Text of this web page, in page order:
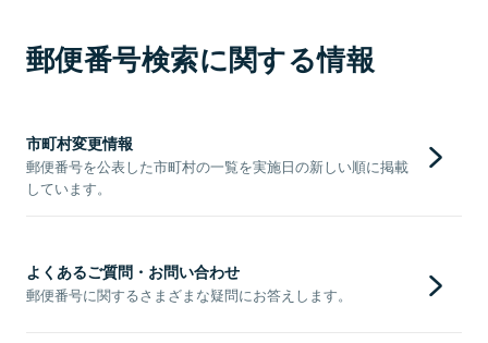
郵便番号検索に関する情報
市町村変更情報
郵便番号を公表した市町村の一覧を実施日の新しい順に掲載
しています。
よくあるご質問・お問い合わせ
郵便番号に関するさまざまな疑問にお答えします。